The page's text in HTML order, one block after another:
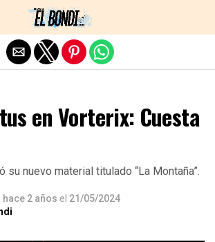
en Vorterix: Cuesta
su nuevo material titulado “La Montaña”.
hace 2 años el 21/05/2024
Exit mobile version